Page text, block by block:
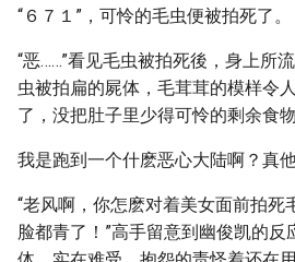
“６７１”，可怜的毛虫便被拍死了。
“恶……”看见毛虫被拍死後，身上所
虫被拍扁的屍体，毛茸茸的模样令
了，没把肚子里少得可怜的剩余食
我是跑到一个什麽恶心大陆啊？真
“老风啊，你怎麽对着美女面前拍死
脸都青了！”高手留意到幽俊凯的反